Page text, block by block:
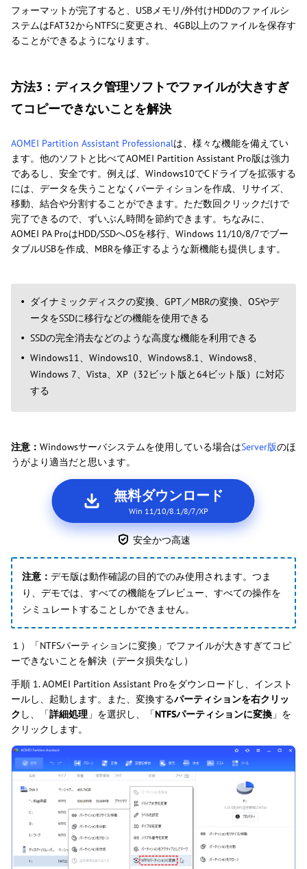
フォーマットが完了すると、USBメモリ/外付けHDDのファイルシ
ステムはFAT32からNTFSに変更され、4GB以上のファイルを保存す
ることができるようになります。
方法3：ディスク管理ソフトでファイルが大きすぎ
てコピーできないことを解決
AOMEI Partition Assistant Professionalは、様々な機能を備えてい
ます。他のソフトと比べてAOMEI Partition Assistant Pro版は強力
であるし、安全です。例えば、Windows10でCドライブを拡張する
には、データを失うことなくパーティションを作成、リサイズ、
移動、結合や分割することができます。ただ数回クリックだけで
完了できるので、ずいぶん時間を節約できます。ちなみに、
AOMEI PA ProはHDD/SSDへOSを移行、Windows 11/10/8/7でブー
タブルUSBを作成、MBRを修正するような新機能も提供します。
ダイナミックディスクの変換、GPT／MBRの変換、OSやデ
ータをSSDに移行などの機能を使用できる
SSDの完全消去などのような高度な機能を利用できる
Windows11、Windows10、Windows8.1、Windows8、
Windows 7、Vista、XP（32ビット版と64ビット版）に対応
する
注意： Windowsサーバシステムを使用している場合はServer版のほ
うがより適当だと思います。
無料ダウンロード
Win 11/10/8.1/8/7/XP
安全かつ高速
注意： デモ版は動作確認の目的でのみ使用されます。つま
り、デモでは、すべての機能をプレビュー、すべての操作を
シミュレートすることしかできません。
１）「NTFSパーティションに変換」でファイルが大きすぎてコピ
ーできないことを解決（データ損失なし）
手順 1. AOMEI Partition Assistant Proをダウンロードし、インスト
ールし、起動します。また、変換するパーティションを右クリッ
ク し、「詳細処理 」を選択し、「NTFSパーティションに変換 」を
クリックします。